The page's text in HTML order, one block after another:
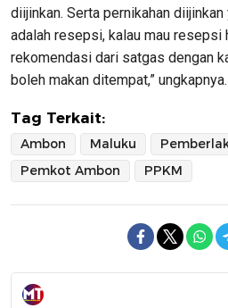
diijinkan. Serta pernikahan
adalah resepsi, kalau mau resepsi
rekomendasi dari satgas dengan
boleh makan ditempat,” ungkapnya.
Tag Terkait:
Ambon Maluku
Pemkot Ambon
PPKM